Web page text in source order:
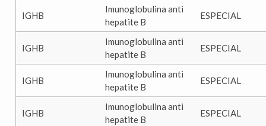
IGHB
Imunoglobulina anti
hepatite B
ESPECIAL
IGHB
Imunoglobulina anti
hepatite B
ESPECIAL
IGHB
Imunoglobulina anti
hepatite B
ESPECIAL
IGHB
Imunoglobulina anti
hepatite B
ESPECIAL